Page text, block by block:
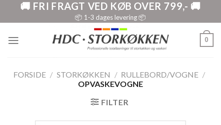
🚚 FRI FRAGT VED KØB OVER 799,- 🚚
📦 1-3 dages levering 📦
0
FORSIDE / STORKØKKEN / RULLEBORD/VOGNE /
OPVASKEVOGNE
FILTER